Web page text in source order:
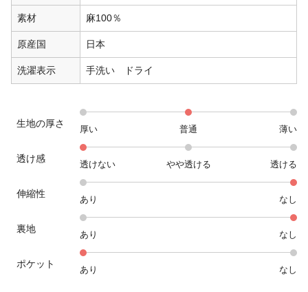
素材 麻100％
原産国 日本
洗濯表示 手洗い ドライ
生地の厚さ
厚い 普通 薄い
透け感
透けない やや透ける 透ける
伸縮性
あり なし
裏地
あり なし
ポケット
あり なし